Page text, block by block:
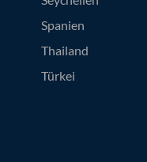
Spanien
Thailand
Türkei